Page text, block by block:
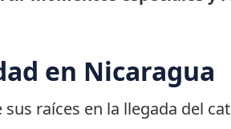
en Nicaragua
raíces en la llegada del